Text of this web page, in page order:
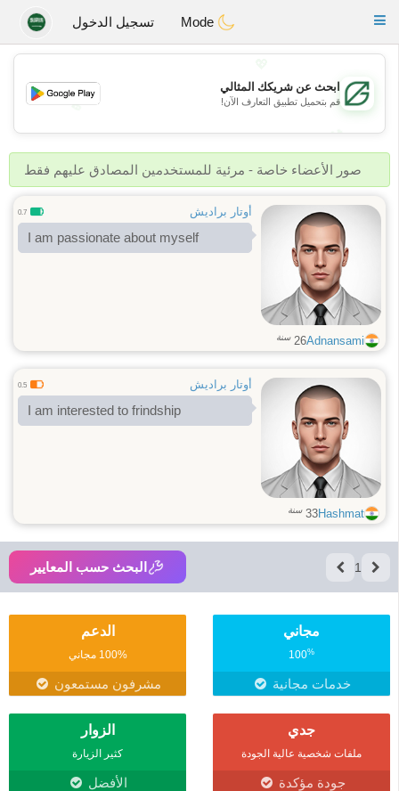
GulfDating
Toggle
تسجيل الدخول
💖
💕
💕
ابحث عن شريكك المثالي
قم بتحميل تطبيق التعارف الآن!
صور الأعضاء خاصة - مرئية للمستخدمين المصادق عليهم فقط
أوتار براديش 0.7
I am passionate about myself
Adnansami
26 سنة
أوتار براديش 0.5
I am interested to frindship
Hashmat
33 سنة
1 البحث حسب المعايير
مجاني
100%
خدمات مجانية
الدعم
100% مجاني
مشرفون مستمعون
جدي
ملفات شخصية عالية الجودة
جودة مؤكدة
الزوار
كثير الزيارة
الأفضل